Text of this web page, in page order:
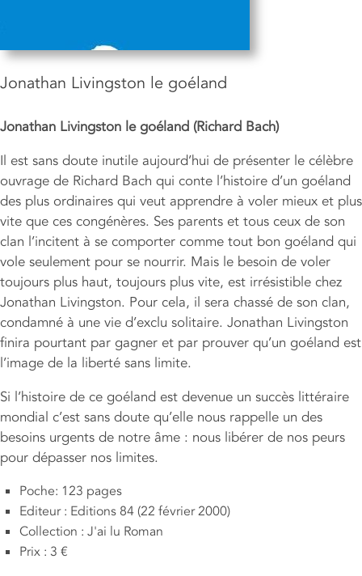
Jonathan Livingston le goéland
Jonathan Livingston le goéland (Richard Bach)
Il est sans doute inutile aujourd’hui de présenter le célèbre
ouvrage de Richard Bach qui conte l’histoire d’un goéland
des plus ordinaires qui veut apprendre à voler mieux et plus
vite que ces congénères. Ses parents et tous ceux de son
clan l’incitent à se comporter comme tout bon goéland qui
vole seulement pour se nourrir. Mais le besoin de voler
toujours plus haut, toujours plus vite, est irrésistible chez
Jonathan Livingston. Pour cela, il sera chassé de son clan,
condamné à une vie d’exclu solitaire. Jonathan Livingston
finira pourtant par gagner et par prouver qu’un goéland est
l’image de la liberté sans limite.
Si l’histoire de ce goéland est devenue un succès littéraire
mondial c’est sans doute qu’elle nous rappelle un des
besoins urgents de notre âme : nous libérer de nos peurs
pour dépasser nos limites.
Poche: 123 pages
Editeur : Editions 84 (22 février 2000)
Collection : J'ai lu Roman
Prix : 3 €